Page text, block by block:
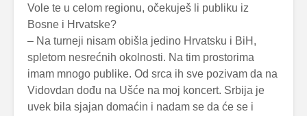
Vole te u celom regionu, očekuješ li publiku iz
Bosne i Hrvatske?
– Na turneji nisam obišla jedino Hrvatsku i BiH,
spletom nesrećnih okolnosti. Na tim prostorima
imam mnogo publike. Od srca ih sve pozivam da na
Vidovdan dođu na Ušće na moj koncert. Srbija je
uvek bila sjajan domaćin i nadam se da će se i